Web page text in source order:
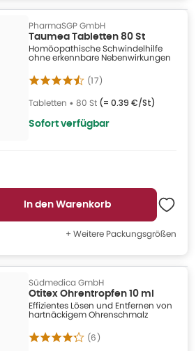
PharmaSGP GmbH
Taumea Tabletten 80 St
Homöopathische Schwindelhilfe
ohne erkennbare Nebenwirkungen
(17)
Tabletten • 80 St (= 0.39 €/St)
Sofort verfügbar
In den Warenkorb
+ Weitere Packungsgrößen
Südmedica GmbH
Otitex Ohrentropfen 10 ml
Effizientes Lösen und Entfernen von
hartnäckigem Ohrenschmalz
(6)